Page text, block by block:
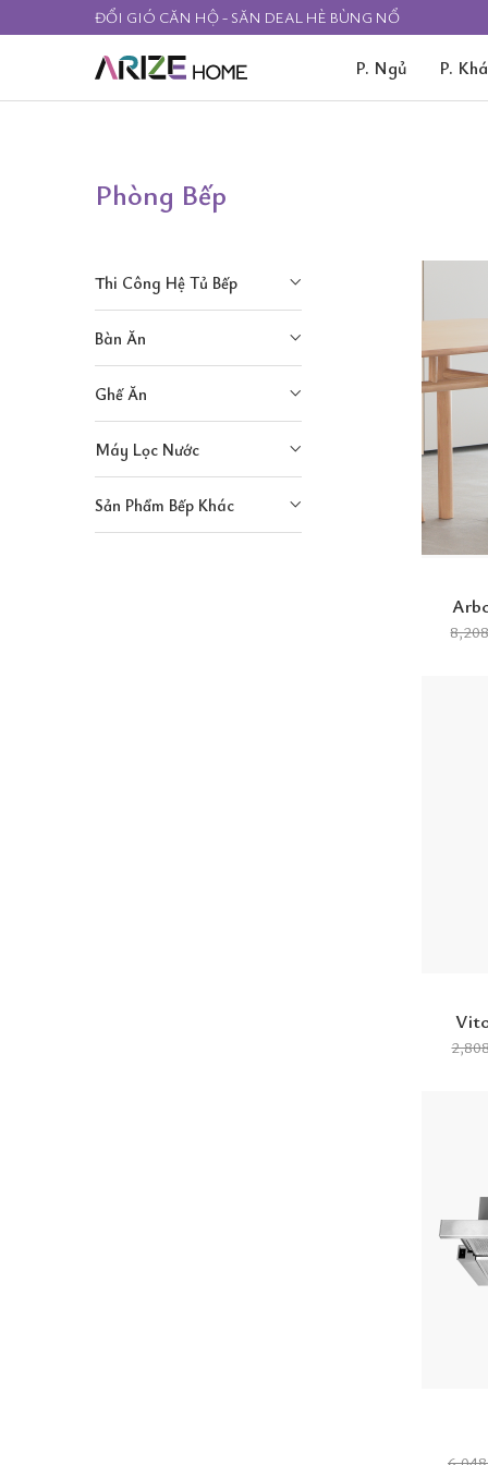
ĐỔI GIÓ CĂN HỘ - SĂN DEAL HÈ BÙNG NỔ
P. Ngủ P.
Phòng Bếp
Thi Công Hệ Tủ Bếp
Bàn Ăn
Ghế Ăn
Máy Lọc Nước
Sản Phẩm Bếp Khác